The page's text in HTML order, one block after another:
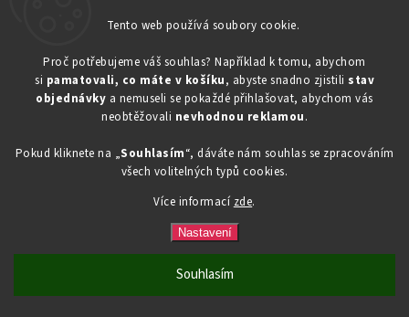
Tento web používá soubory cookie.
Proč potřebujeme váš souhlas? Například k tomu, abychom
si pamatovali, co máte v košíku, abyste snadno zjistili stav
objednávky a nemuseli se pokaždé přihlašovat, abychom vás
neobtěžovali nevhodnou reklamou.
Pokud kliknete na „Souhlasím“, dáváte nám souhlas se zpracováním
všech volitelných typů cookies.
Více informací zde.
Nastavení
Souhlasím
kupní smlouvy odstoupit.
obchodní podmínky dle potřeby změnit.
Kdykoliv nás v případě dotazů k těmto
obchodním podmínkám můžete kontaktovat na e-
mail: info@drogerka24.cz
V Plzni, dne 07.07. 2025